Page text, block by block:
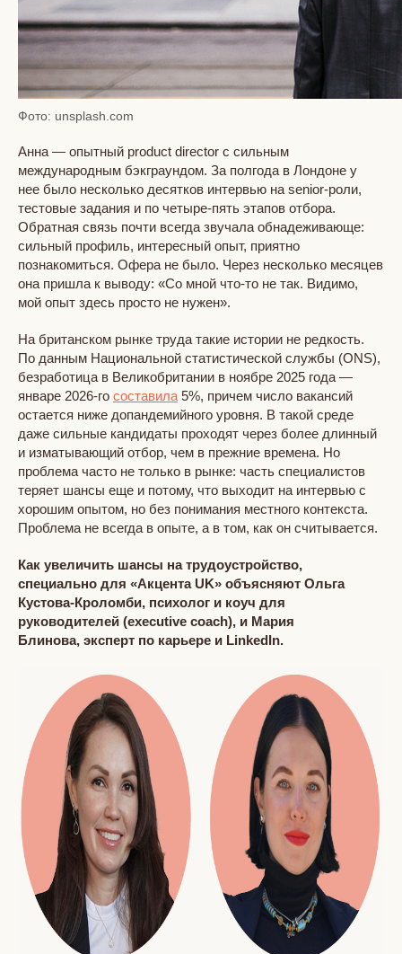
Фото: unsplash.com
Анна — опытный product director с сильным
международным бэкграундом. За полгода в Лондоне у
нее было несколько десятков интервью на senior-роли,
тестовые задания и по четыре-пять этапов отбора.
Обратная связь почти всегда звучала обнадеживающе:
сильный профиль, интересный опыт, приятно
познакомиться. Офера не было. Через несколько месяцев
она пришла к выводу: «Со мной что-то не так. Видимо,
мой опыт здесь просто не нужен».
На британском рынке труда такие истории не редкость.
По данным Национальной статистической службы (ONS),
безработица в Великобритании в ноябре 2025 года —
январе 2026-го составила 5%, причем число вакансий
остается ниже допандемийного уровня. В такой среде
даже сильные кандидаты проходят через более длинный
и изматывающий отбор, чем в прежние времена. Но
проблема часто не только в рынке: часть специалистов
теряет шансы еще и потому, что выходит на интервью с
хорошим опытом, но без понимания местного контекста.
Проблема не всегда в опыте, а в том, как он считывается.
Как увеличить шансы на трудоустройство,
специально для «Акцента UK» объясняют Ольга
Кустова-Кроломби, психолог и коуч для
руководителей (executive coach), и Мария
Блинова, эксперт по карьере и LinkedIn.